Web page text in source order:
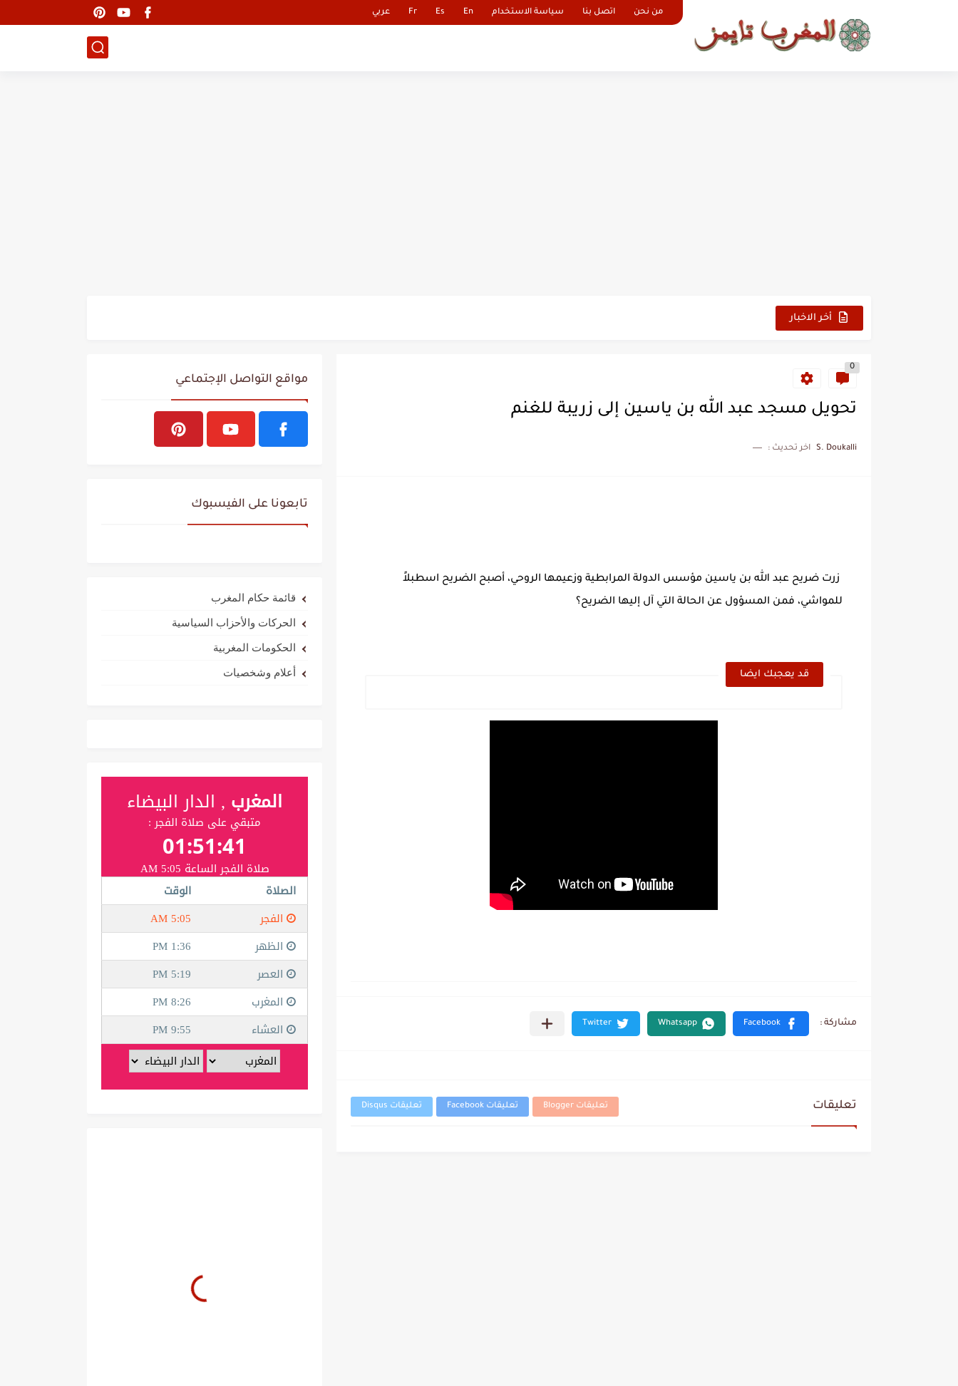
من نحن اتصل بنا سياسة الاستخدام En
Es
Fr عربي
أخر الاخبار
0
تحويل مسجد عبد الله بن ياسين إلى زريبة للغنم
S. Doukalli اخر تحديث :
زرت ضريح عبد الله بن ياسين مؤسس الدولة المرابطية وزعيمها الروحي، أصبح الضريح اسطبلاً
للمواشي، فمن المسؤول عن الحالة التي آل إليها الضريح؟
قد يعجبك ايضا
تعليقات تعليقات Blogger تعليقات Facebook تعليقات Disqus
مواقع التواصل الإجتماعي
تابعونا على الفيسبوك
قائمة حكام المغرب
الحركات والأحزاب السياسية
الحكومات المغربية
أعلام وشخصيات